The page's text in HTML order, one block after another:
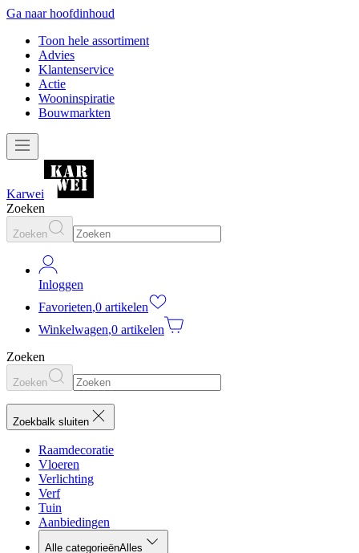
Ga naar hoofdinhoud
Toon hele assortiment
Advies
Klantenservice
Actie
Wooninspiratie
Bouwmarkten
Karwei
Zoeken
Zoeken
Inloggen
Favorieten,0 artikelen
Winkelwagen,0 artikelen
Zoeken
Zoeken
Zoekbalk sluiten
Raamdecoratie
Vloeren
Verlichting
Verf
Tuin
Aanbiedingen
Alle categorieënAlles